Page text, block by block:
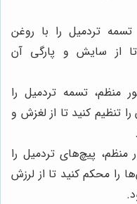
تسمه تردمیل را با روغن
از سایش و پارگی آن
منظم، تسمه تردمیل را
تنظیم کنید تا از لغزش و
منظم، پیچ‌های تردمیل را
را محکم کنید تا از لرزش